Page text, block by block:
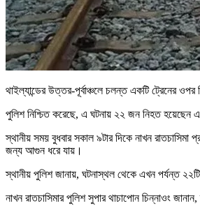
থাইল্যান্ডের উত্তর-পূর্বাঞ্চলে চলন্ত একটি ট্রেনের
পুলিশ নিশ্চিত করেছে, এ ঘটনায় ২২ জন নিহত
স্থানীয় সময় বুধবার সকাল ৯টার দিকে নাখন
জন্য আগুন ধরে যায়।
স্থানীয় পুলিশ জানায়, ঘটনাস্থল থেকে এখন পর্যন্ত
নাখন রাতচাসিমার পুলিশ সুপার থাচাপোন চিন্নাওং